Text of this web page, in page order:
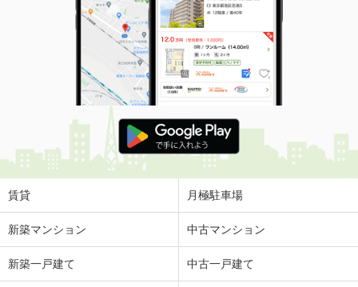
賃貸 月極駐車場
新築マンション 中古マンション
新築一戸建て 中古一戸建て